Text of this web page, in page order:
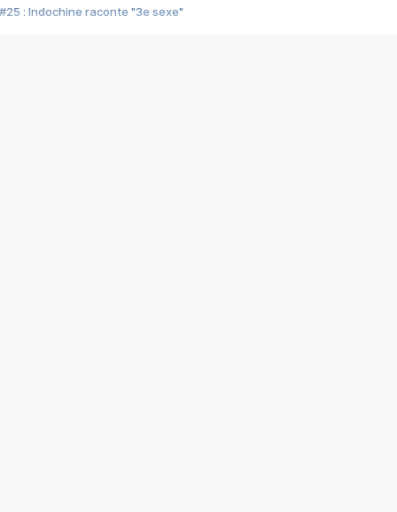
#25 : Indochine raconte "3e sexe"